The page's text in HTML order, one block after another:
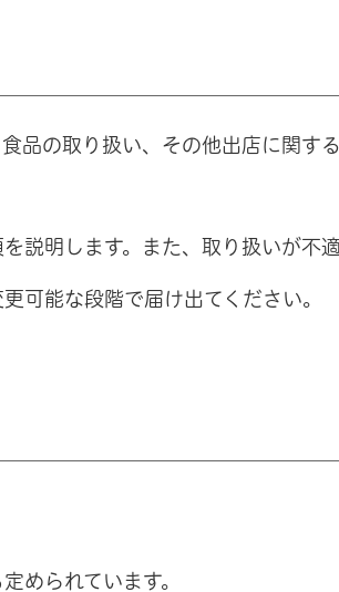
品の取り扱い、その他出店に関す
説明します。また、取り扱いが不
可能な段階で届け出てください。
められています。